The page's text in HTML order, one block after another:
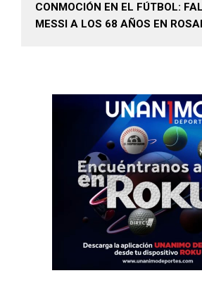
CONMOCIÓN EN EL FÚTBOL:
MESSI A LOS 68 AÑOS EN